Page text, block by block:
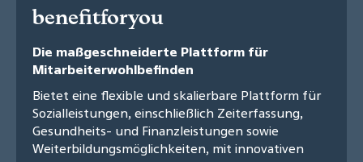
benefitforyou
Die maßgeschneiderte Plattform für
Mitarbeiterwohlbefinden
Bietet eine flexible und skalierbare Plattform für
Sozialleistungen, einschließlich Zeiterfassung,
Gesundheits- und Finanzleistungen sowie
Weiterbildungsmöglichkeiten, mit innovativen